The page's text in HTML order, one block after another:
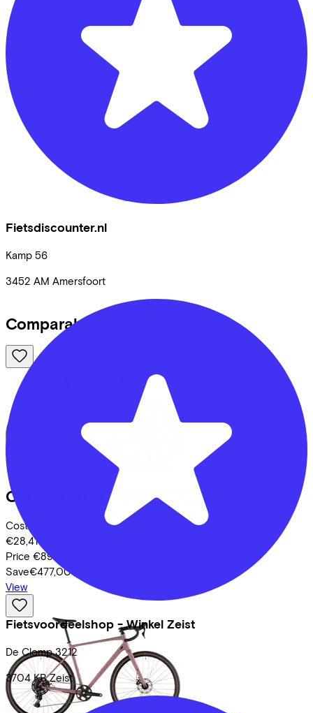
Fietsdiscounter.nl
Kamp 56
3452 AM Amersfoort
Fietsvoordeelshop - Winkel Zeist
De Clomp 3212
3704 KB Zeist
Comparable bikes
Cube NUROAD ONE (2025)
Costs per month from
€28,41
Price €899,00
Save€477,00
View